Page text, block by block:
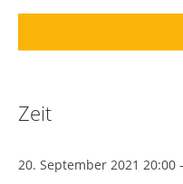
Zeit
20. September 2021 20:00 -